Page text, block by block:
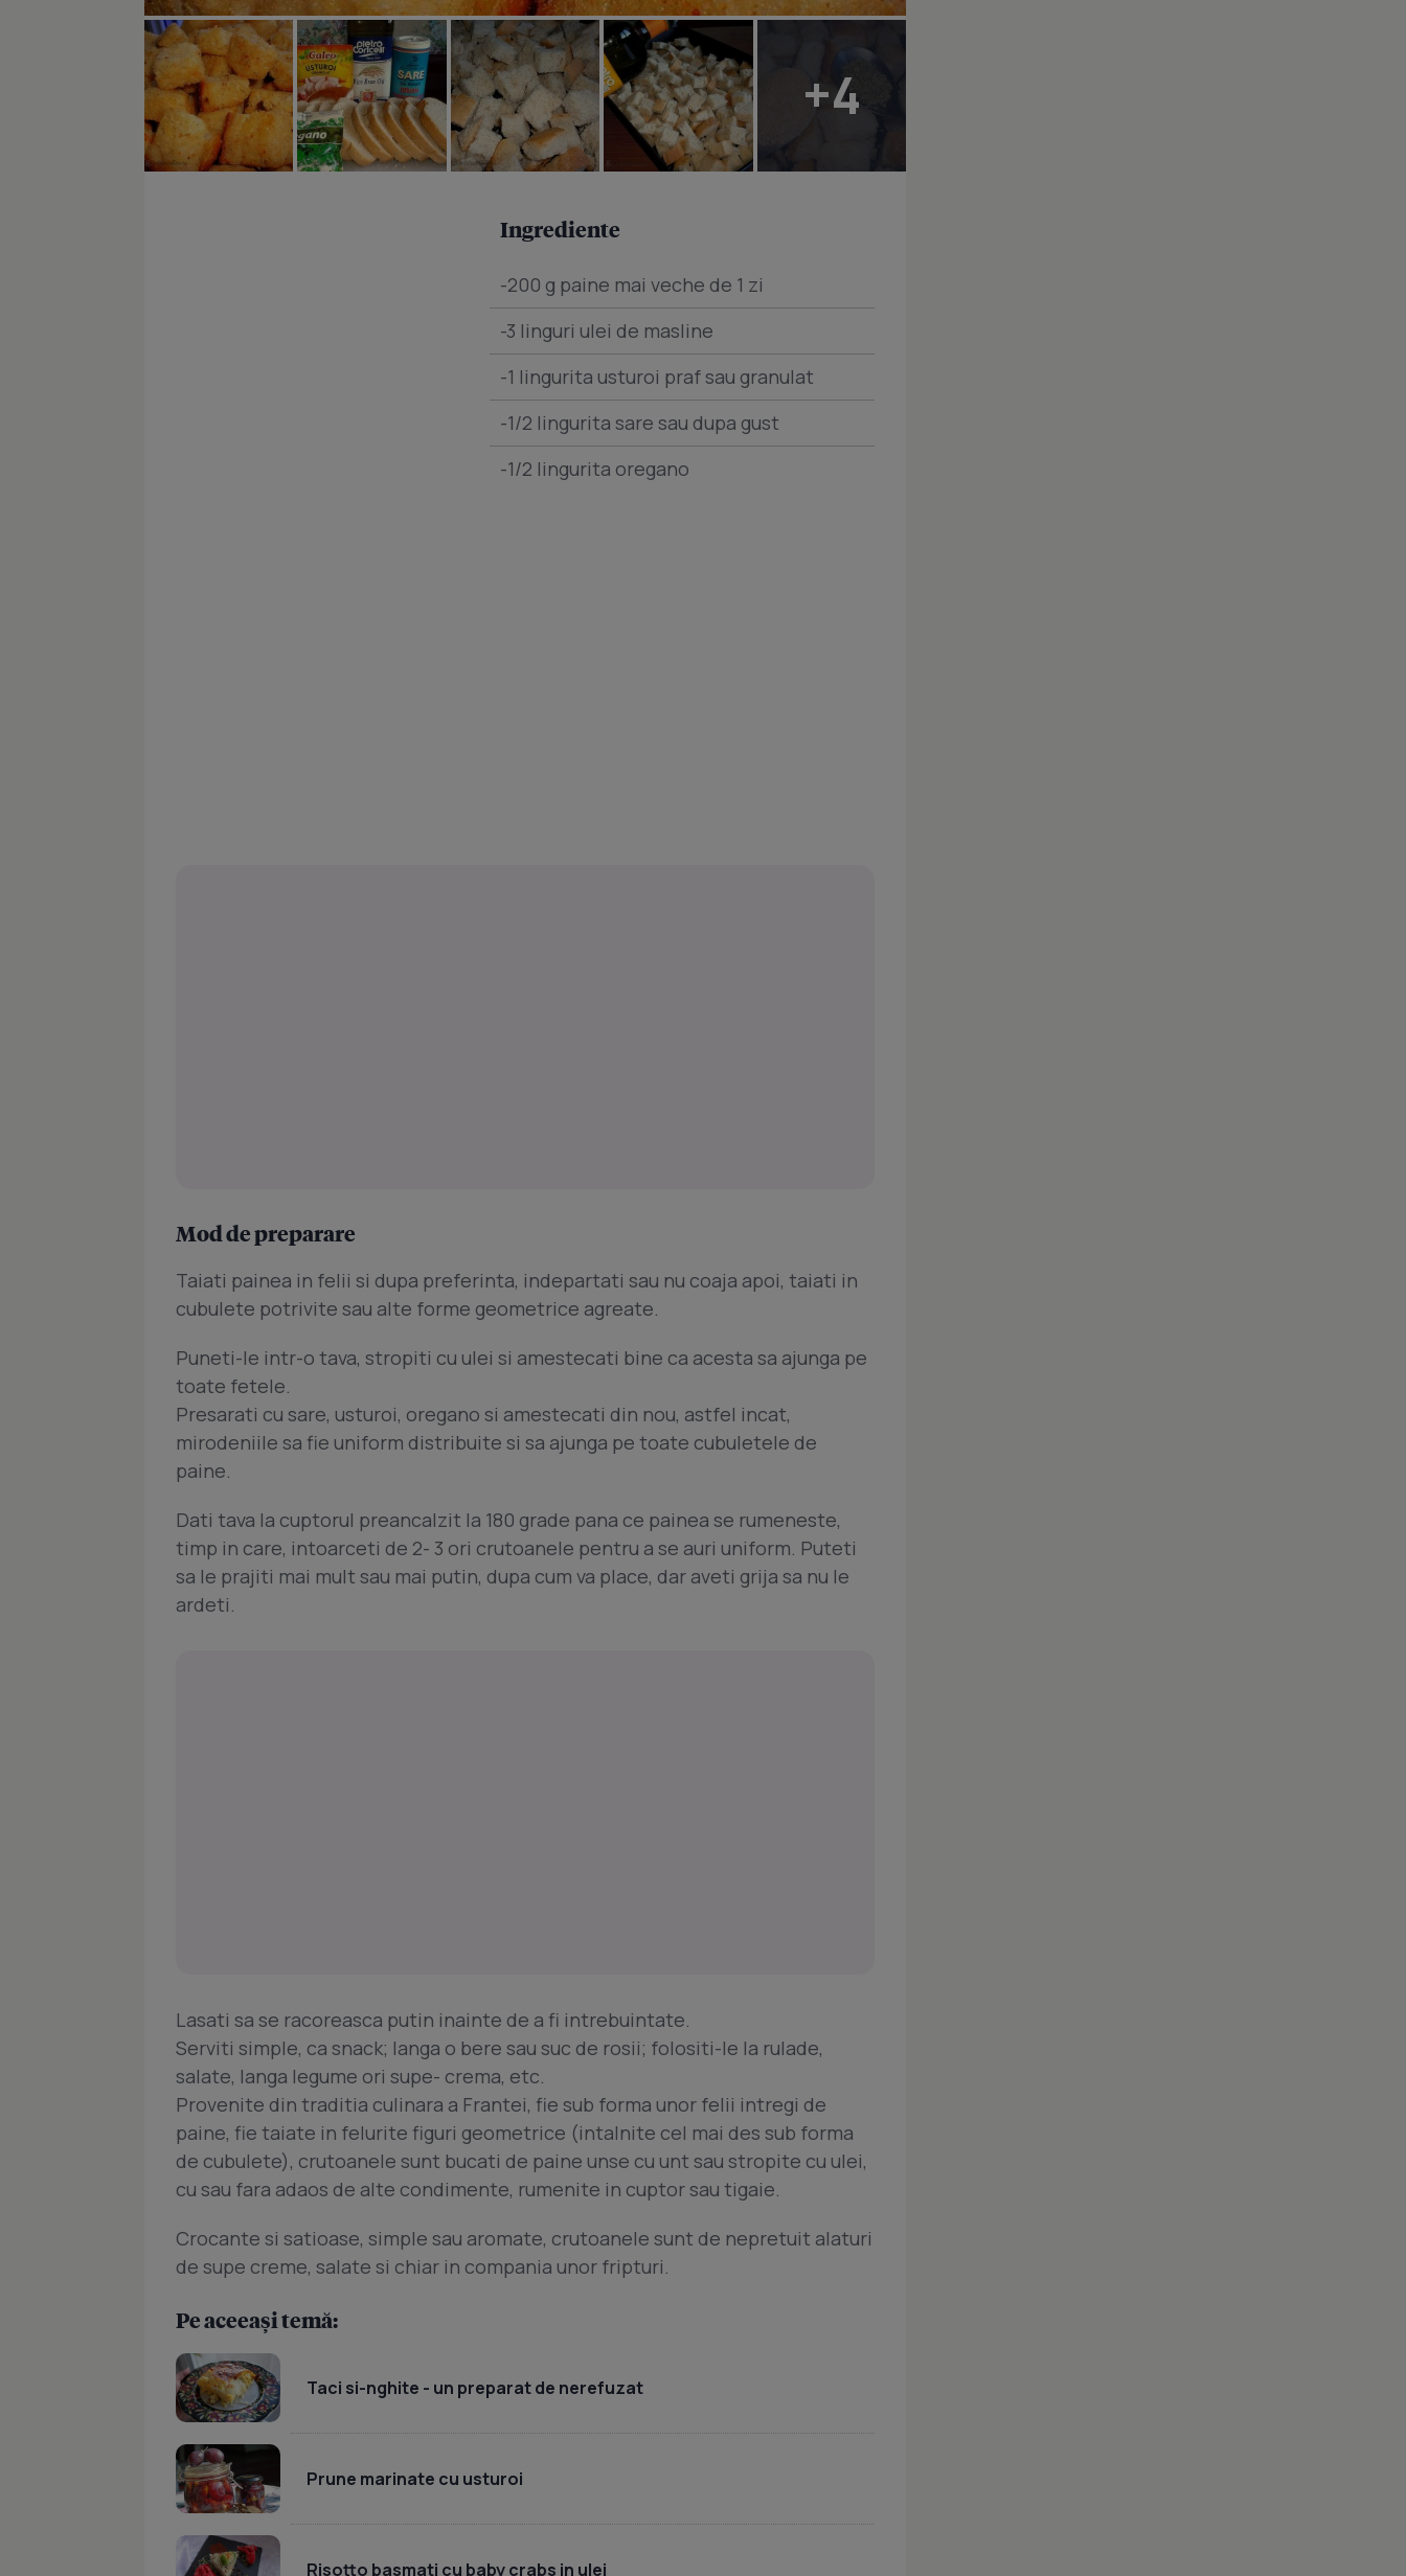
+4
Ingrediente
-200 g paine mai veche de 1 zi
-3 linguri ulei de masline
-1 lingurita usturoi praf sau granulat
-1/2 lingurita sare sau dupa gust
-1/2 lingurita oregano
Mod de preparare
Taiati painea in felii si dupa preferinta, indepartati sau nu coaja apoi, taiati in
cubulete potrivite sau alte forme geometrice agreate.
Puneti-le intr-o tava, stropiti cu ulei si amestecati bine ca acesta sa ajunga pe
toate fetele.
Presarati cu sare, usturoi, oregano si amestecati din nou, astfel incat,
mirodeniile sa fie uniform distribuite si sa ajunga pe toate cubuletele de
paine.
Dati tava la cuptorul preancalzit la 180 grade pana ce painea se rumeneste,
timp in care, intoarceti de 2- 3 ori crutoanele pentru a se auri uniform. Puteti
sa le prajiti mai mult sau mai putin, dupa cum va place, dar aveti grija sa nu le
ardeti.
Lasati sa se racoreasca putin inainte de a fi intrebuintate.
Serviti simple, ca snack; langa o bere sau suc de rosii; folositi-le la rulade,
salate, langa legume ori supe- crema, etc.
Provenite din traditia culinara a Frantei, fie sub forma unor felii intregi de
paine, fie taiate in felurite figuri geometrice (intalnite cel mai des sub forma
de cubulete), crutoanele sunt bucati de paine unse cu unt sau stropite cu ulei,
cu sau fara adaos de alte condimente, rumenite in cuptor sau tigaie.
Crocante si satioase, simple sau aromate, crutoanele sunt de nepretuit alaturi
de supe creme, salate si chiar in compania unor fripturi.
Pe aceeași temă:
Taci si-nghite - un preparat de nerefuzat
Prune marinate cu usturoi
Risotto basmati cu baby crabs in ulei